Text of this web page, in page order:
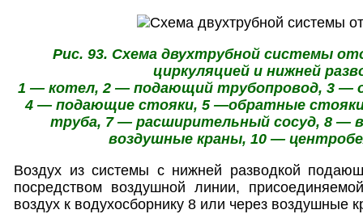
Рис. 93. Схема двухтрубной системы
циркуляцией и нижней
1 — котел, 2 — подающий трубопровод, 3 —
4 — подающие стояки, 5 —обратные
труба, 7 — расширительный сосуд, 8 —
воздушные краны, 10 —
Воздух из системы с нижней разводкой
посредством воздушной линии,
воздух к водухосборнику 8 или через воздушные